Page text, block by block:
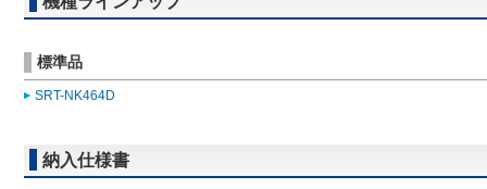
標準品
SRT-NK464D
納入仕様書